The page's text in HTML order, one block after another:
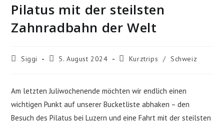
Pilatus mit der steilsten
Zahnradbahn der Welt
Beitrags-
Siggi
Beitrag
5. August 2024
Beitrags-
Kurztrips / Schweiz
Am letzten Juliwochenende möchten wir endlich einen
wichtigen Punkt auf unserer Bucketliste abhaken – den
Besuch des Pilatus bei Luzern und eine Fahrt mit der steilsten